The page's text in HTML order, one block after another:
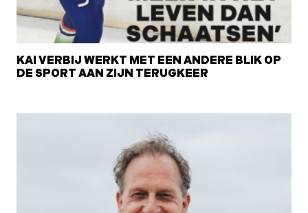
KAI VERBIJ WERKT MET EEN ANDERE BLIK OP
DE SPORT AAN ZIJN TERUGKEER